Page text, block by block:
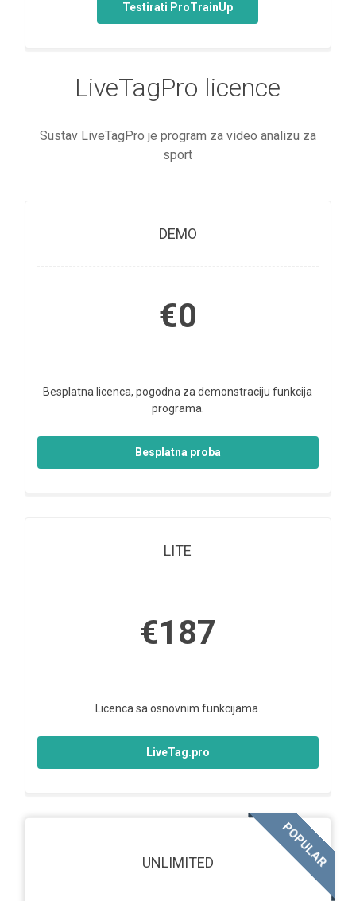
Testirati ProTrainUp
LiveTagPro licence
Sustav LiveTagPro je program za video analizu za
sport
DEMO
€0
Besplatna licenca, pogodna za demonstraciju funkcija
programa.
Besplatna proba
LITE
€187
Licenca sa osnovnim funkcijama.
LiveTag.pro
UNLIMITED POPULAR